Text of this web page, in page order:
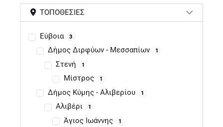
ΤΟΠΟΘΕΣΊΕΣ
Εύβοια 3
Δήμος Διρφύων - Μεσσαπίων 1
Στενή 1
Μίστρος 1
Δήμος Κύμης - Αλιβερίου 1
Αλιβέρι 1
Άγιος Ιωάννης 1